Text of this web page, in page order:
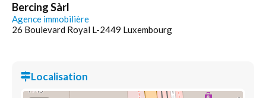
Bercing Sàrl
Agence immobilière
26 Boulevard Royal L-2449 Luxembourg
Localisation